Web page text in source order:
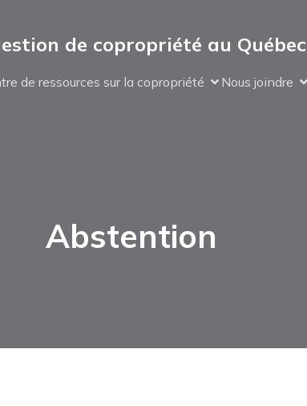
de copropriété au Québec
de ressources sur la copropriété Nous joindre
Abstention